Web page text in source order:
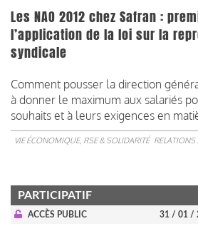
Les NAO 2012 chez Safran :
l’application de la loi sur la
syndicale
Comment pousser la direction
à donner le maximum aux salariés
souhaits et à leurs exigences en
VIE ÉCONOMIQUE, RSE & SOLIDARITÉ RELATIONS
PARTICIPATIF
ACCÈS PUBLIC 31 / 01 /